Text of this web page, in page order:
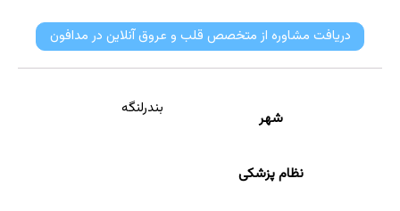
دریافت مشاوره از متخصص قلب و عروق آنلاین در مدافون
شهر
بندرلنگه
نظام پزشکی